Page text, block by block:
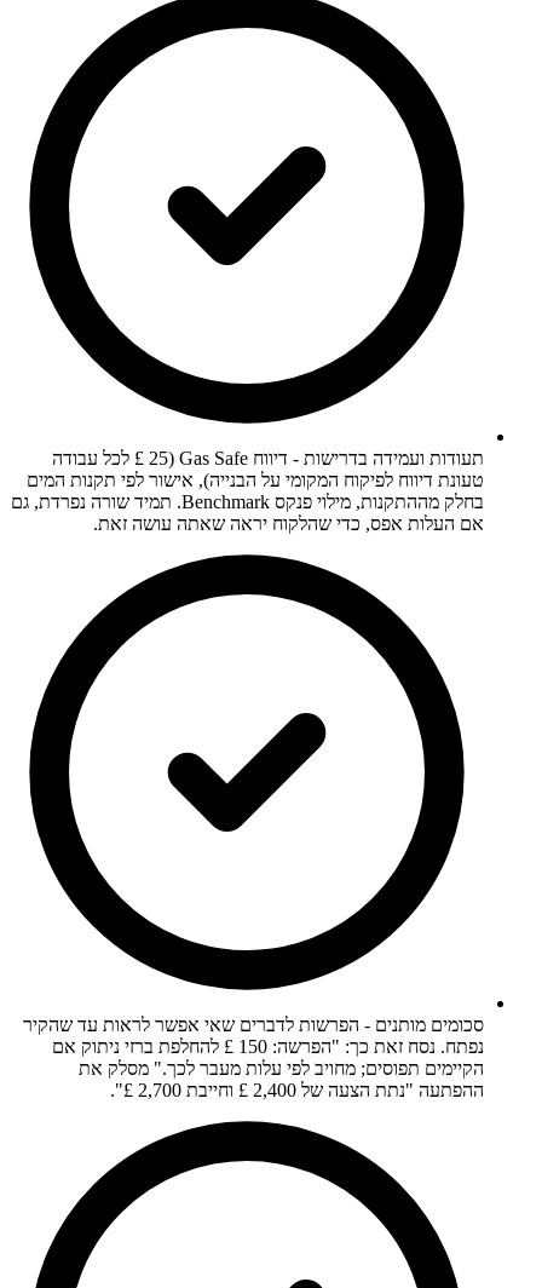
תעודות ועמידה בדרישות - דיווח Gas Safe (25 £ לכל עבודה
טעונת דיווח לפיקוח המקומי על הבנייה), אישור לפי תקנות המים
בחלק מההתקנות, מילוי פנקס Benchmark. תמיד שורה נפרדת, גם
אם העלות אפס, כדי שהלקוח יראה שאתה עושה זאת.
סכומים מותנים - הפרשות לדברים שאי אפשר לראות עד שהקיר
נפתח. נסח זאת כך: "הפרשה: 150 £ להחלפת ברזי ניתוק אם
הקיימים תפוסים; מחויב לפי עלות מעבר לכך." מסלק את
ההפתעה "נתת הצעה של 2,400 £ וחייבת 2,700 £".